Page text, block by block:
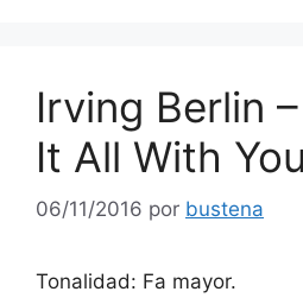
Irving Berlin –
It All With
06/11/2016 por bustena
Tonalidad: Fa mayor.